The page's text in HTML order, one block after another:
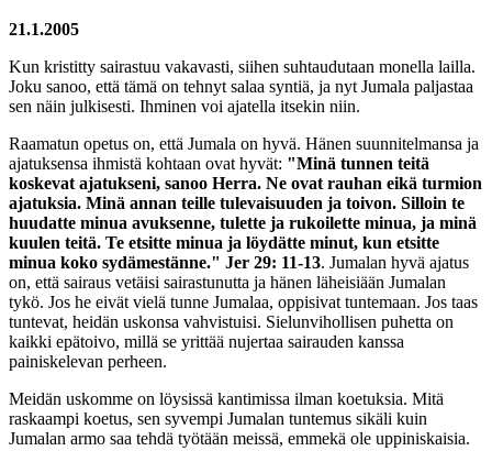
21.1.2005
Kun kristitty sairastuu vakavasti, siihen suhtaudutaan monella lailla.
Joku sanoo, että tämä on tehnyt salaa syntiä, ja nyt Jumala paljastaa
sen näin julkisesti. Ihminen voi ajatella itsekin niin.
Raamatun opetus on, että Jumala on hyvä. Hänen suunnitelmansa ja
ajatuksensa ihmistä kohtaan ovat hyvät: "Minä tunnen teitä
koskevat ajatukseni, sanoo Herra. Ne ovat rauhan eikä turmion
ajatuksia. Minä annan teille tulevaisuuden ja toivon. Silloin te
huudatte minua avuksenne, tulette ja rukoilette minua, ja minä
kuulen teitä. Te etsitte minua ja löydätte minut, kun etsitte
minua koko sydämestänne." Jer 29: 11-13. Jumalan hyvä ajatus
on, että sairaus vetäisi sairastunutta ja hänen läheisiään Jumalan
tykö. Jos he eivät vielä tunne Jumalaa, oppisivat tuntemaan. Jos taas
tuntevat, heidän uskonsa vahvistuisi. Sielunvihollisen puhetta on
kaikki epätoivo, millä se yrittää nujertaa sairauden kanssa
painiskelevan perheen.
Meidän uskomme on löysissä kantimissa ilman koetuksia. Mitä
raskaampi koetus, sen syvempi Jumalan tuntemus sikäli kuin
Jumalan armo saa tehdä työtään meissä, emmekä ole uppiniskaisia.